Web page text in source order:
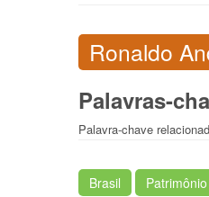
Ronaldo
Palavras-
Palavra-chave
Brasil